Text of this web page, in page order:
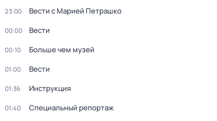
23:00 Вести с Марией Петрашко
00:00 Вести
00:10 Больше чем музей
01:00 Вести
01:36 Инструкция
01:40 Специальный репортаж